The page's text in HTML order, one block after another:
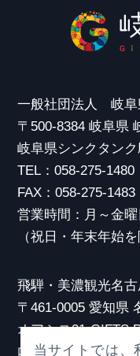
一般社団法人 岐阜
〒500-8384 岐阜県
岐阜県シンクタン
TEL：058-275-1480
FAX：058-275-1483
営業時間：月～金
（祝日・年末年始を
飛騨・美濃観光名
〒461-0005 愛知県
オアシス21 GIFTS
内
当サイトでは、